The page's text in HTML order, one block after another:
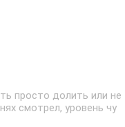
просто долить или не
смотрел, уровень чу